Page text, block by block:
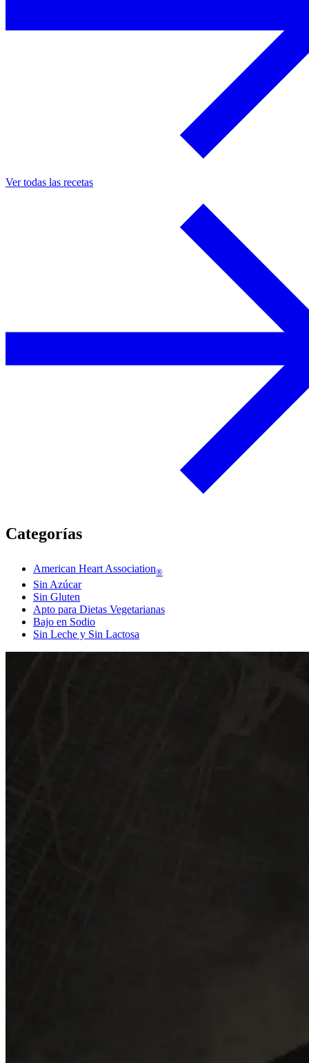
Ver todas las recetas
Categorías
American Heart Association®
Sin Azúcar
Sin Gluten
Apto para Dietas Vegetarianas
Bajo en Sodio
Sin Leche y Sin Lactosa